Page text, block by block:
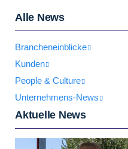
Alle News
Brancheneinblicke
Kunden
People & Culture
Unternehmens-News
Aktuelle News